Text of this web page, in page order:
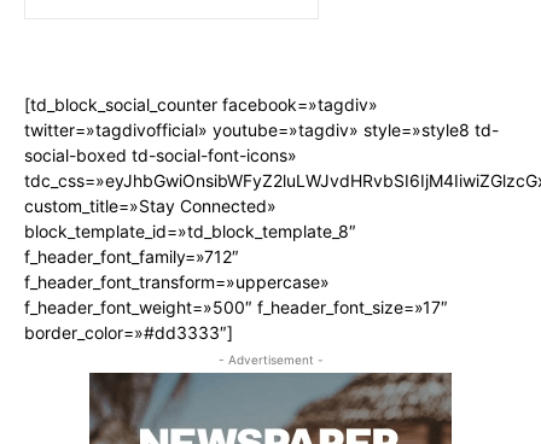
[td_block_social_counter facebook=»tagdiv»
twitter=»tagdivofficial» youtube=»tagdiv» style=»style8 td-
social-boxed td-social-font-icons»
custom_title=»Stay Connected»
block_template_id=»td_block_template_8″
f_header_font_family=»712″
f_header_font_transform=»uppercase»
f_header_font_weight=»500″ f_header_font_size=»17″
border_color=»#dd3333″]
- Advertisement -